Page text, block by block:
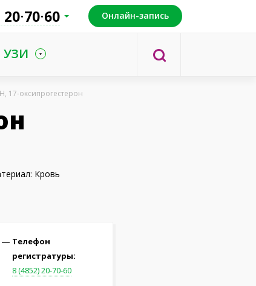
Онлайн-запись
20 70 60
УЗИ
17-оксипрогестерон
Кровь
Телефон
регистратуры:
8 (4852) 20-70-60